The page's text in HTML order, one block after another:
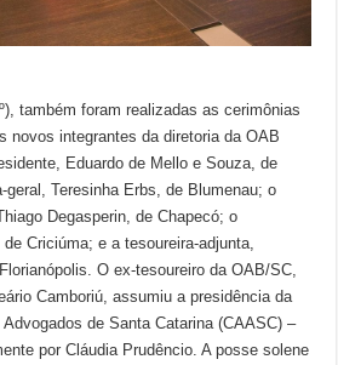
também foram realizadas as cerimônias
novos integrantes da diretoria da OAB
Eduardo de Mello e Souza, de
geral, Teresinha Erbs, de Blumenau; o
Degasperin, de Chapecó; o
Criciúma; e a tesoureira-adjunta,
O ex-tesoureiro da OAB/SC,
Camboriú, assumiu a presidência da
de Santa Catarina (CAASC) –
por Cláudia Prudêncio. A posse solene